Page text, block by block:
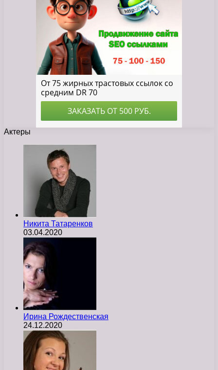
Актеры
Никита Татаренков
03.04.2020
Ирина Рождественская
24.12.2020